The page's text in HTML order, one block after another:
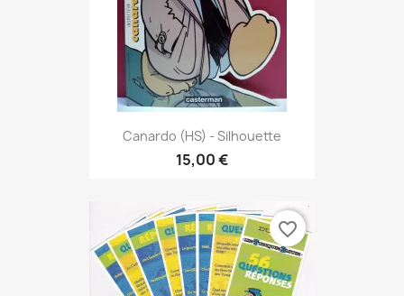
Canardo (HS) - Silhouette
15,00 €
favorite_border